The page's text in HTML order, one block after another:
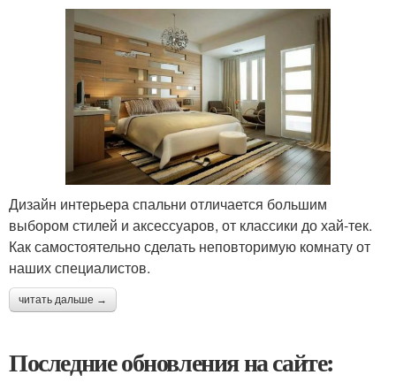
Дизайн интерьера спальни отличается большим
выбором стилей и аксессуаров, от классики до хай-тек.
Как самостоятельно сделать неповторимую комнату от
наших специалистов.
читать дальше →
Последние обновления на сайте: